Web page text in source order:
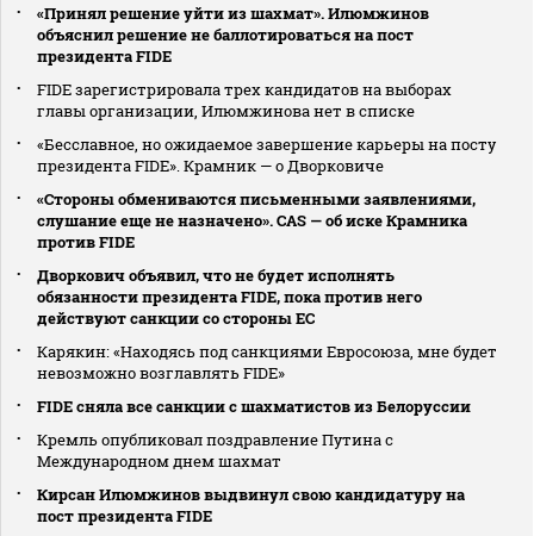
«Принял решение уйти из шахмат». Илюмжинов
объяснил решение не баллотироваться на пост
президента FIDE
FIDE зарегистрировала трех кандидатов на выборах
главы организации, Илюмжинова нет в списке
«Бесславное, но ожидаемое завершение карьеры на посту
президента FIDE». Крамник — о Дворковиче
«Стороны обмениваются письменными заявлениями,
слушание еще не назначено». CAS — об иске Крамника
против FIDE
Дворкович объявил, что не будет исполнять
обязанности президента FIDE, пока против него
действуют санкции со стороны ЕС
Карякин: «Находясь под санкциями Евросоюза, мне будет
невозможно возглавлять FIDE»
FIDE сняла все санкции с шахматистов из Белоруссии
Кремль опубликовал поздравление Путина с
Международном днем шахмат
Кирсан Илюмжинов выдвинул свою кандидатуру на
пост президента FIDE